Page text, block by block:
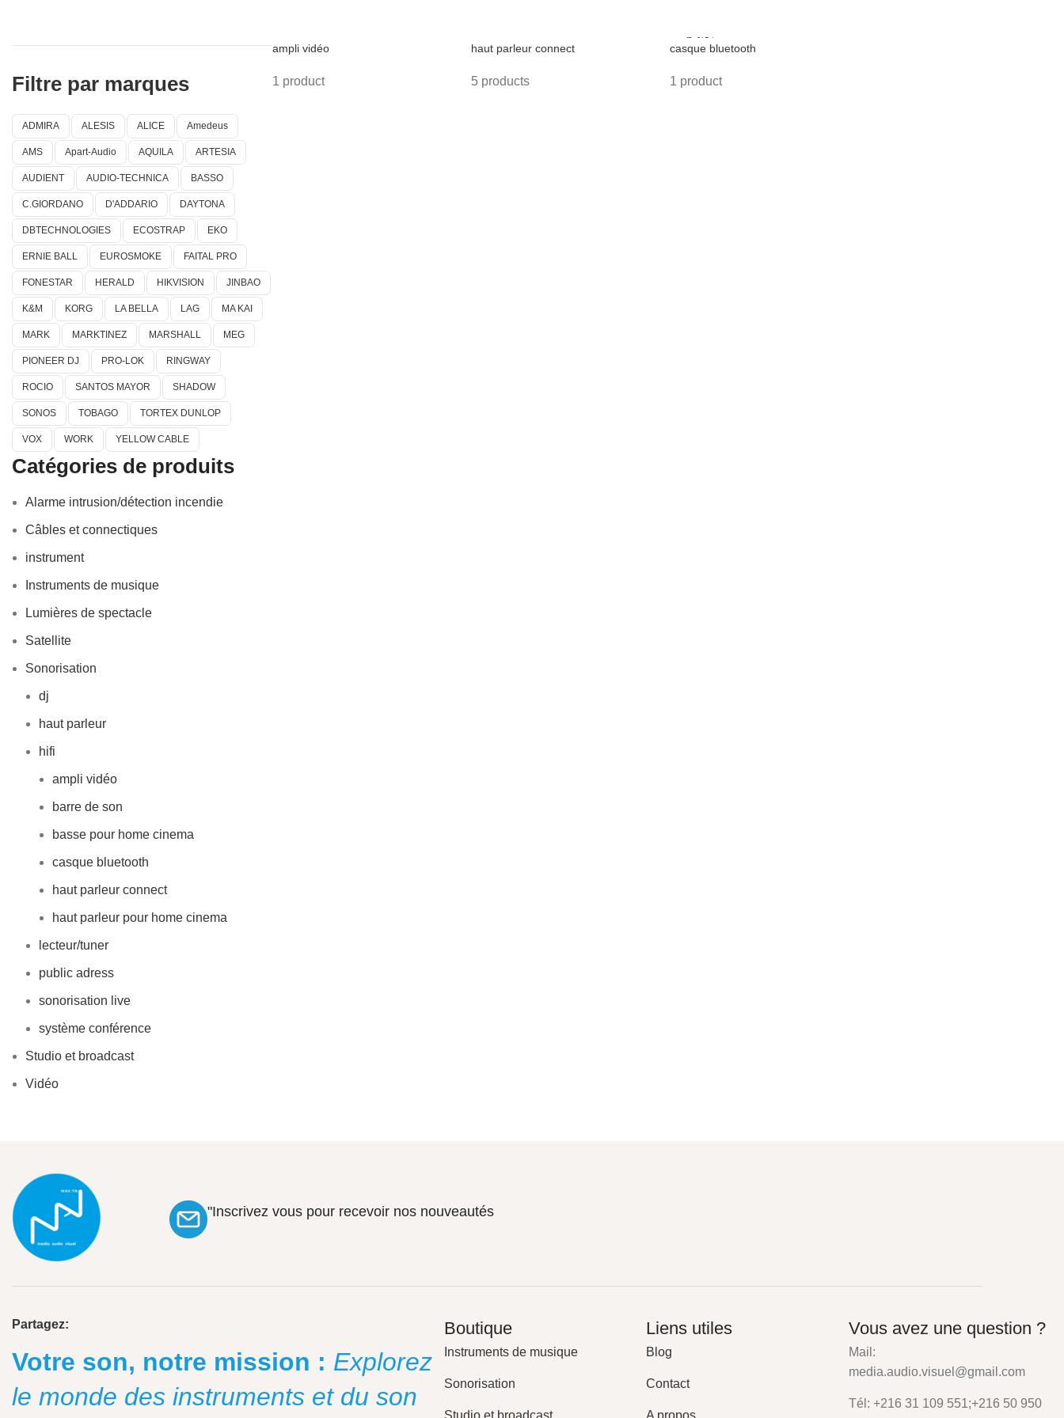
Filtre par marques
ADMIRA ALESIS ALICE Amedeus
AMS Apart-Audio AQUILA ARTESIA
AUDIENT AUDIO-TECHNICA BASSO
C.GIORDANO D'ADDARIO DAYTONA
DBTECHNOLOGIES ECOSTRAP EKO
ERNIE BALL EUROSMOKE FAITAL PRO
FONESTAR HERALD HIKVISION JINBAO
K&M KORG LA BELLA LAG MA KAI
MARK MARKTINEZ MARSHALL MEG
PIONEER DJ PRO-LOK RINGWAY
ROCIO SANTOS MAYOR SHADOW
SONOS TOBAGO TORTEX DUNLOP
VOX WORK YELLOW CABLE
Catégories de produits
Alarme intrusion/détection incendie
Câbles et connectiques
instrument
Instruments de musique
Lumières de spectacle
Satellite
Sonorisation
dj
haut parleur
hifi
ampli vidéo
barre de son
basse pour home cinema
casque bluetooth
haut parleur connect
haut parleur pour home cinema
lecteur/tuner
public adress
sonorisation live
système conférence
Studio et broadcast
Vidéo
ampli vidéo
1 product
haut parleur connect
5 products
casque bluetooth
1 product
"Inscrivez vous pour recevoir nos nouveautés
Partagez:
Votre son, notre mission : Explorez
le monde des instruments et du son
Boutique
Instruments de musique
Sonorisation
Liens utiles
Blog
Contact
Vous avez une question ?
Mail:
media.audio.visuel@gmail.com
Tél: +216 31 109 551;+216 50 950